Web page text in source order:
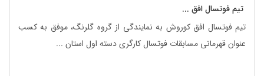
‌ تیم فوتسال افق ...
تیم فوتسال افق کوروش به نمایندگی از گروه گلرنگ، موفق به کسب
عنوان قهرمانی مسابقات فوتسال کارگری دسته اول استان ...